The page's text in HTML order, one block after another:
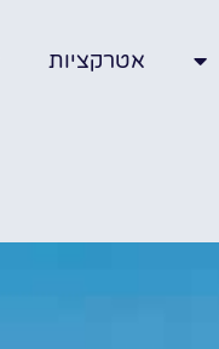
אטרקציות